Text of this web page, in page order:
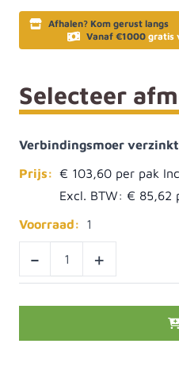
Afhalen? Kom gerust langs
Vanaf €1000 gratis
Selecteer
Verbindingsmoer
Prijs: € 103,60
Excl. BTW: € 85,62
Voorraad:
1
- +